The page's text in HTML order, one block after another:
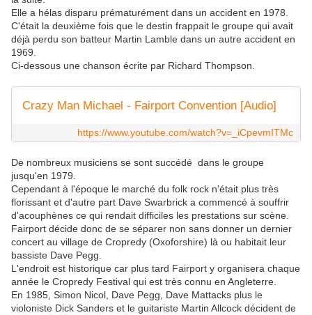
Elle a hélas disparu prématurément dans un accident en 1978.
C'était la deuxième fois que le destin frappait le groupe qui avait
déjà perdu son batteur Martin Lamble dans un autre accident en
1969.
Ci-dessous une chanson écrite par Richard Thompson.
Crazy Man Michael - Fairport Convention [Audio]
https://www.youtube.com/watch?v=_iCpevmITMc
De nombreux musiciens se sont succédé dans le groupe
jusqu'en 1979.
Cependant à l'époque le marché du folk rock n'était plus très
florissant et d'autre part Dave Swarbrick a commencé à souffrir
d'acouphènes ce qui rendait difficiles les prestations sur scène.
Fairport décide donc de se séparer non sans donner un dernier
concert au village de Cropredy (Oxoforshire) là ou habitait leur
bassiste Dave Pegg.
L'endroit est historique car plus tard Fairport y organisera chaque
année le Cropredy Festival qui est très connu en Angleterre.
En 1985, Simon Nicol, Dave Pegg, Dave Mattacks plus le
violoniste Dick Sanders et le guitariste Martin Allcock décident de